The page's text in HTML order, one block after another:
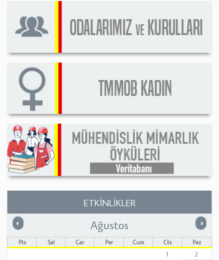
ETKİNLİKLER
« Önceki »
Ağustos
Pts Sal Çar Per Cum Cts
Paz
1
2